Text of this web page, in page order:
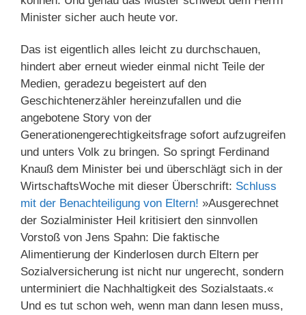
Minister sicher auch heute vor.
Das ist eigentlich alles leicht zu durchschauen,
hindert aber erneut wieder einmal nicht Teile der
Medien, geradezu begeistert auf den
Geschichtenerzähler hereinzufallen und die
angebotene Story von der
Generationengerechtigkeitsfrage sofort aufzugreifen
und unters Volk zu bringen. So springt Ferdinand
Knauß dem Minister bei und überschlägt sich in der
WirtschaftsWoche mit dieser Überschrift: Schluss
mit der Benachteiligung von Eltern! »Ausgerechnet
der Sozialminister Heil kritisiert den sinnvollen
Vorstoß von Jens Spahn: Die faktische
Alimentierung der Kinderlosen durch Eltern per
Sozialversicherung ist nicht nur ungerecht, sondern
unterminiert die Nachhaltigkeit des Sozialstaats.«
Und es tut schon weh, wenn man dann lesen muss,